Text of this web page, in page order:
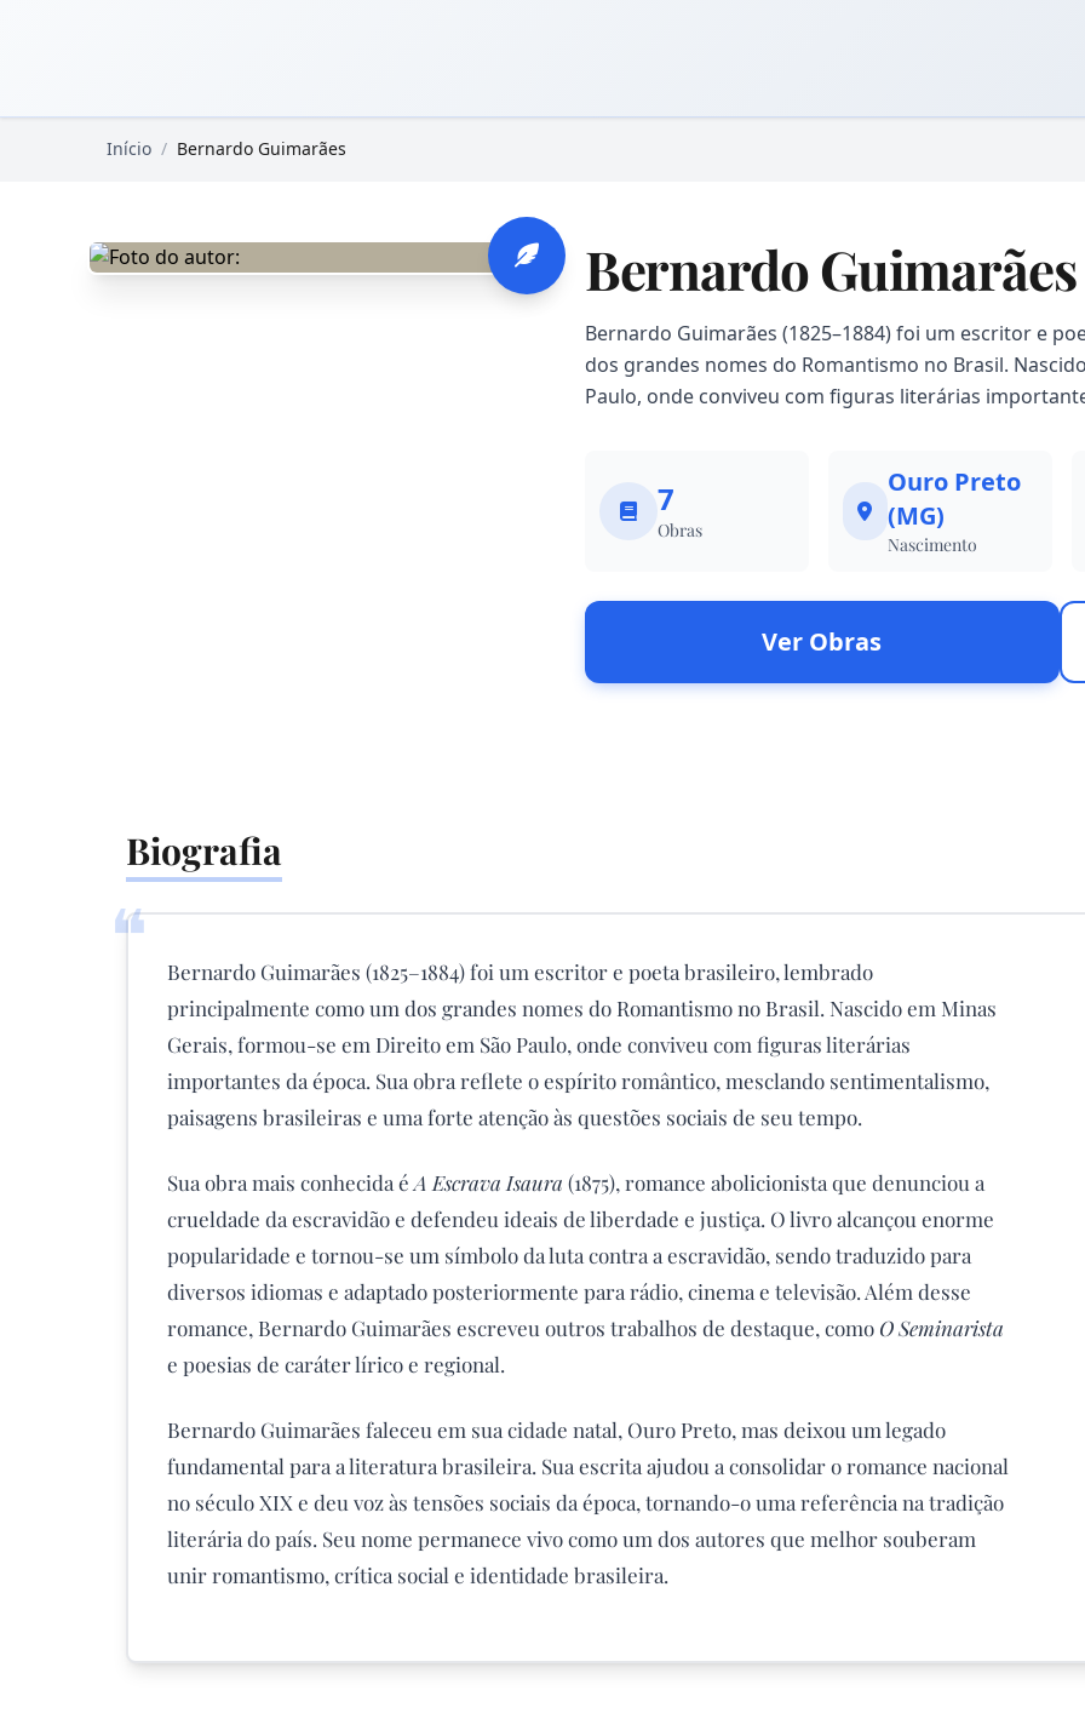
Início / Bernardo Guimarães
Bernardo Guimarães
Bernardo Guimarães (1825–1884) foi um escritor e
dos grandes nomes do Romantismo no Brasil.
Paulo, onde conviveu com figuras literárias
7
Obras
Ouro Preto
(MG)
Nascimento
Ver Obras
Biografia
❝
Bernardo Guimarães (1825–1884) foi um escritor e poeta brasileiro, lembrado
principalmente como um dos grandes nomes do Romantismo no Brasil. Nascido em Minas
Gerais, formou-se em Direito em São Paulo, onde conviveu com figuras literárias
importantes da época. Sua obra reflete o espírito romântico, mesclando sentimentalismo,
paisagens brasileiras e uma forte atenção às questões sociais de seu tempo.
Sua obra mais conhecida é A Escrava Isaura (1875), romance abolicionista que denunciou a
crueldade da escravidão e defendeu ideais de liberdade e justiça. O livro alcançou enorme
popularidade e tornou-se um símbolo da luta contra a escravidão, sendo traduzido para
diversos idiomas e adaptado posteriormente para rádio, cinema e televisão. Além desse
romance, Bernardo Guimarães escreveu outros trabalhos de destaque, como O Seminarista
e poesias de caráter lírico e regional.
Bernardo Guimarães faleceu em sua cidade natal, Ouro Preto, mas deixou um legado
fundamental para a literatura brasileira. Sua escrita ajudou a consolidar o romance nacional
no século XIX e deu voz às tensões sociais da época, tornando-o uma referência na tradição
literária do país. Seu nome permanece vivo como um dos autores que melhor souberam
unir romantismo, crítica social e identidade brasileira.